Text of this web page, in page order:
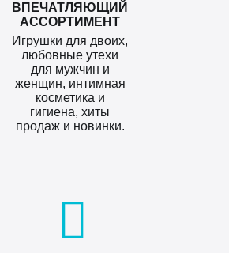
ВПЕЧАТЛЯЮЩИЙ
АССОРТИМЕНТ
Игрушки для двоих,
любовные утехи
для мужчин и
женщин, интимная
косметика и
гигиена, хиты
продаж и новинки.